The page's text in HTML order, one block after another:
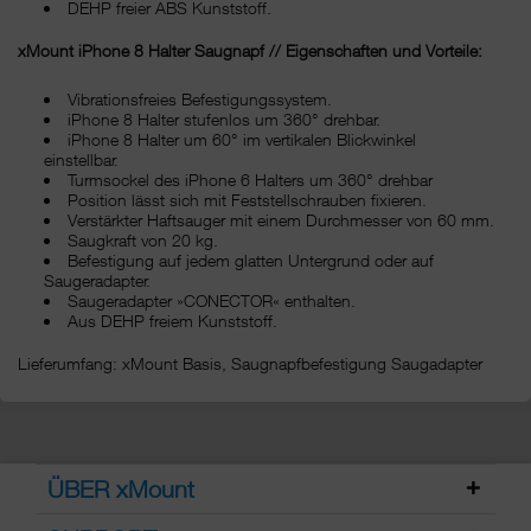
DEHP freier ABS Kunststoff.
xMount iPhone 8 Halter Saugnapf // Eigenschaften und Vorteile:
Vibrationsfreies Befestigungssystem.
iPhone 8 Halter stufenlos um 360° drehbar.
iPhone 8 Halter um 60° im vertikalen Blickwinkel
einstellbar.
Turmsockel des iPhone 6 Halters um 360° drehbar
Position lässt sich mit Feststellschrauben fixieren.
Verstärkter Haftsauger mit einem Durchmesser von 60 mm.
Saugkraft von 20 kg.
Befestigung auf jedem glatten Untergrund oder auf
Saugeradapter.
Saugeradapter »CONECTOR« enthalten.
Aus DEHP freiem Kunststoff.
Lieferumfang: xMount Basis, Saugnapfbefestigung Saugadapter
ÜBER xMount